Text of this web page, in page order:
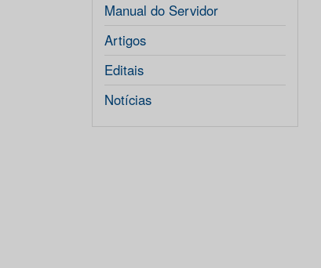
Manual do Servidor
Artigos
Editais
Notícias